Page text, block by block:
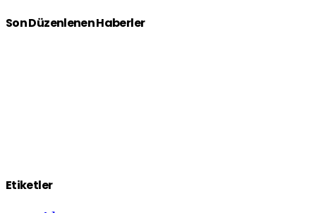
Son Düzenlenen Haberler
Etiketler